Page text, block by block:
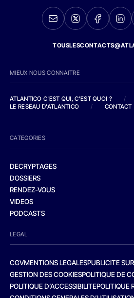
MIEUX NOUS CONNAITRE
ATLANTICO C'EST QUI, C'EST QUOI ?
/
LE RESEAU D'ATLANTICO
/ CONTACT
CATEGORIES
DECRYPTAGES
DOSSIERS
RENDEZ-VOUS
VIDEOS
PODCASTS
LEGAL
CGVMENTIONS LEGALESPUBLICITE
GESTION DES COOKIESPOLITIQUE DE
POLITIQUE D’ACCESSIBILITEPOLITIQUE